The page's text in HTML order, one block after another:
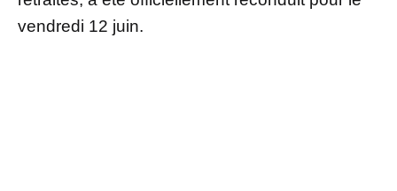
vendredi 12 juin.